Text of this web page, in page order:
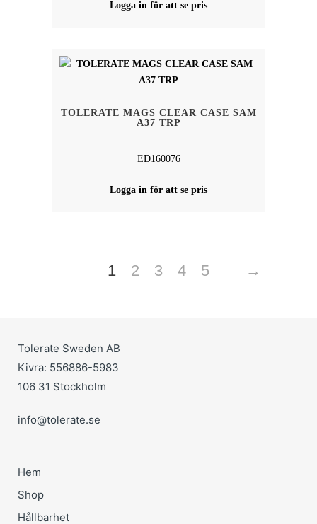
Logga in för att se pris
TOLERATE MAGS CLEAR CASE SAM
A37 TRP
ED160076
Logga in för att se pris
1 2 3 4 5 →
Tolerate Sweden AB
Kivra: 556886-5983
106 31 Stockholm
info@tolerate.se
Hem
Shop
Hållbarhet